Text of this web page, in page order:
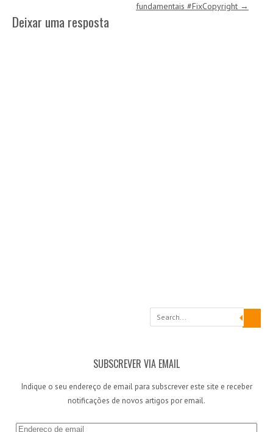
fundamentais #FixCopyright →
Deixar uma resposta
Search
SUBSCREVER VIA EMAIL
Indique o seu endereço de email para subscrever este site e receber
notificações de novos artigos por email.
E